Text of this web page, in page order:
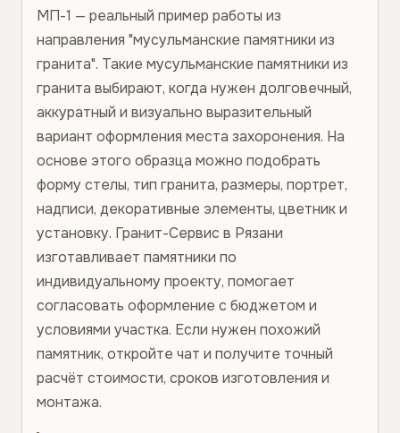
МП-1 — реальный пример работы из
направления "мусульманские памятники из
гранита". Такие мусульманские памятники из
гранита выбирают, когда нужен долговечный,
аккуратный и визуально выразительный
вариант оформления места захоронения. На
основе этого образца можно подобрать
форму стелы, тип гранита, размеры, портрет,
надписи, декоративные элементы, цветник и
установку. Гранит-Сервис в Рязани
изготавливает памятники по
индивидуальному проекту, помогает
согласовать оформление с бюджетом и
условиями участка. Если нужен похожий
памятник, откройте чат и получите точный
расчёт стоимости, сроков изготовления и
монтажа.